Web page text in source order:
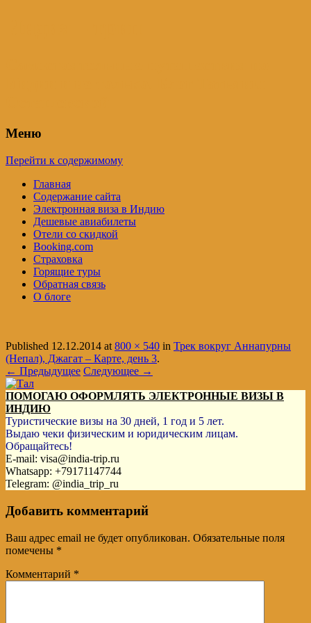
Меню
Перейти к содержимому
Главная
Содержание сайта
Электронная виза в Индию
Дешевые авиабилеты
Отели со скидкой
Booking.com
Страховка
Горящие туры
Обратная связь
О блоге
Published 12.12.2014 at800 × 540 in Трек вокруг Аннапурны
(Непал), Джагат – Карте, день 3.
← Предыдущее Следующее →
ПОМОГАЮ ОФОРМЛЯТЬ ЭЛЕКТРОННЫЕ ВИЗЫ В
ИНДИЮ
Туристические визы на 30 дней, 1 год и 5 лет.
Выдаю чеки физическим и юридическим лицам.
Обращайтесь!
E-mail: visa@india-trip.ru
Whatsapp: +79171147744
Telegram: @india_trip_ru
Добавить комментарий
Ваш адрес email не будет опубликован. Обязательные поля
помечены *
Комментарий *